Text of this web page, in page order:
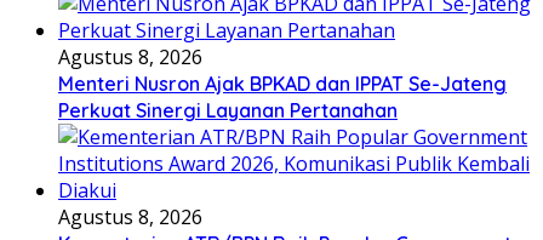
Agustus 8, 2026
Menteri Nusron Ajak BPKAD dan IPPAT Se-Jateng
Perkuat Sinergi Layanan Pertanahan
Agustus 8, 2026